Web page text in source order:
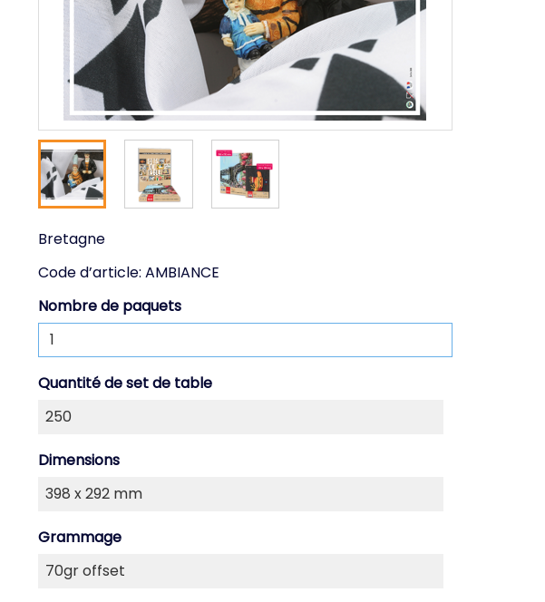
Bretagne
Code d’article: AMBIANCE
Nombre de paquets
Quantité de set de table
Dimensions
Grammage